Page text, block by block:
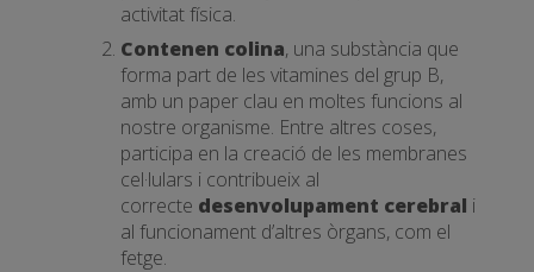
activitat física.
Contenen colina, una substància que
forma part de les vitamines del grup B,
amb un paper clau en moltes funcions al
nostre organisme. Entre altres coses,
participa en la creació de les membranes
cel·lulars i contribueix al
correcte desenvolupament cerebral i
al funcionament d’altres òrgans, com el
fetge.